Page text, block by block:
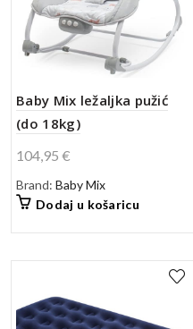
Baby Mix ležaljka pužić
(do 18kg)
104,95€
Brand:Baby Mix
Dodaj u košaricu